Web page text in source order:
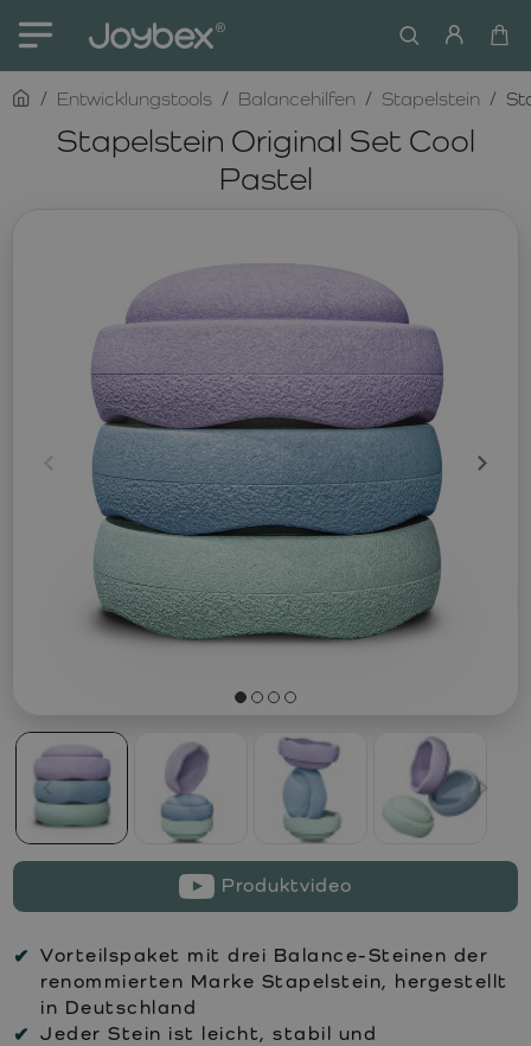
Stapelstein Original Set Cool
Pastel
homeEntwicklungstools Balancehilfen Stapelstein
Produktvideo
Vorteilspaket mit drei Balance-Steinen der
renommierten Marke Stapelstein, hergestellt
in Deutschland
Jeder Stein ist leicht, stabil und